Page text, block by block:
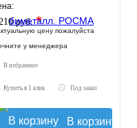
41 корпус - хромированная
руб.*
цену пожалуйста
у менеджера
В избранное
Купить в 1 клик Под заказ
В корзину